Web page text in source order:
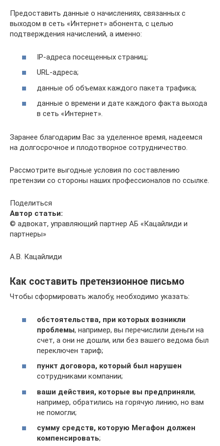
Предоставить данные о начислениях, связанных с
выходом в сеть «Интернет» абонента, с целью
подтверждения начислений, а именно:
IP-адреса посещенных страниц;
URL-адреса;
данные об объемах каждого пакета трафика;
данные о времени и дате каждого факта выхода
в сеть «Интернет».
Заранее благодарим Вас за уделенное время, надеемся
на долгосрочное и плодотворное сотрудничество.
Рассмотрите выгодные условия по составлению
претензии со стороны наших профессионалов по ссылке.
Поделиться
Автор статьи:
© адвокат, управляющий партнер АБ «Кацайлиди и
партнеры»
А.В. Кацайлиди
Как составить претензионное письмо
Чтобы сформировать жалобу, необходимо указать:
обстоятельства, при которых возникли
проблемы, например, вы перечислили деньги на
счет, а они не дошли, или без вашего ведома был
переключен тариф;
пункт договора, который был нарушен
сотрудниками компании;
ваши действия, которые вы предприняли,
например, обратились на горячую линию, но вам
не помогли;
сумму средств, которую Мегафон должен
компенсировать;